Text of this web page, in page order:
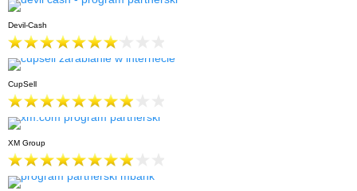
Devil-Cash
CupSell
XM Group